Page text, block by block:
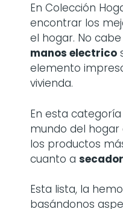
En Colección
encontrar los
el hogar. No
manos electrico
elemento
vivienda.
En esta
mundo del
los productos
cuanto a
Esta lista, la
basándonos